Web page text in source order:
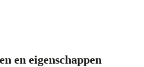
en eigenschappen